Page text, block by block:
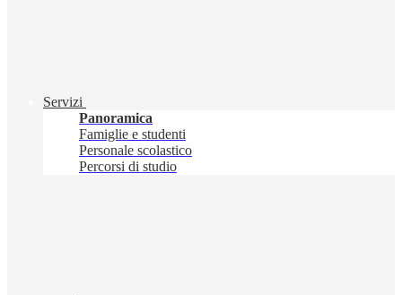
Servizi
Panoramica
Famiglie e studenti
Personale scolastico
Percorsi di studio